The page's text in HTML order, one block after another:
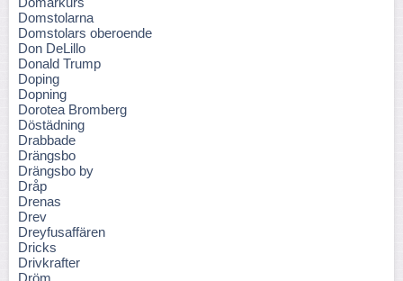
Domstolarna
Domstolars oberoende
Don DeLillo
Donald Trump
Doping
Dopning
Dorotea Bromberg
Döstädning
Drabbade
Drängsbo
Drängsbo by
Dråp
Drenas
Drev
Dreyfusaffären
Dricks
Drivkrafter
Dröm